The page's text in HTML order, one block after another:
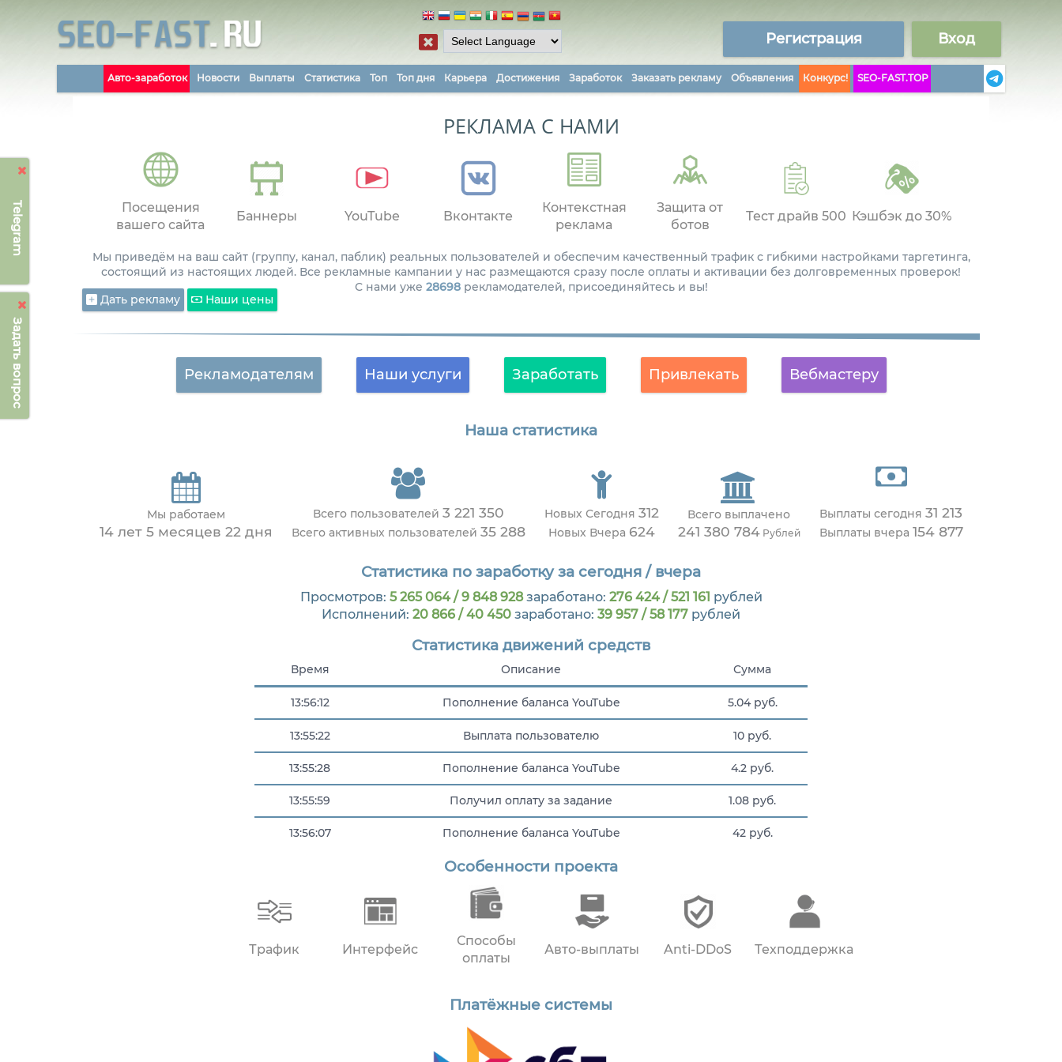
Telegram
Задать вопрос
Регистрация Вход
Авто-заработок Новости Выплаты Статистика Топ Топ дня Карьера Достижения Заработок Заказать рекламу Объявления Конкурс! SEO-FAST.TOP
РЕКЛАМА С НАМИ
Посещения
вашего сайта
Баннеры YouTube Вконтакте
Контекстная
реклама
Защита от
ботов
Тест драйв 500 Кэшбэк до 30%
Мы приведём на ваш сайт (группу, канал, паблик) реальных пользователей и обеспечим качественный трафик с гибкими настройками таргетинга,
состоящий из настоящих людей. Все рекламные кампании у нас размещаются сразу после оплаты и активации без долговременных проверок!
С нами уже 28698рекламодателей, присоединяйтесь и вы!
Дать рекламу
Наши цены
Рекламодателям Наши услуги Заработать Привлекать Вебмастеру
Наша статистика
Мы работаем
14 лет 5 месяцев 22 дня
Всего пользователей 3 221 350
Всего активных пользователей 35 288
Новых Сегодня 312
Новых Вчера 624
Всего выплачено
241 380 784Рублей
Выплаты сегодня 31 213
Выплаты вчера 154 877
Статистика по заработку за сегодня / вчера
Просмотров: 5 265 064 / 9 848 928заработано: 276 424 / 521 161 рублей
Исполнений: 20 866 / 40 450 заработано: 39 957 / 58 177 рублей
Статистика движений средств
Время Описание Сумма
13:56:12 Пополнение баланса YouTube 5.04 руб.
13:55:22 Выплата пользователю 10 руб.
13:55:28 Пополнение баланса YouTube 4.2 руб.
13:55:59 Получил оплату за задание 1.08 руб.
13:56:07 Пополнение баланса YouTube 42 руб.
Пополнение баланса YouTube
Особенности проекта
Трафик Интерфейс
Способы
оплаты
Авто-выплаты Anti-DDoS Техподдержка
Платёжные системы